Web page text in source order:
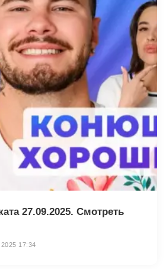
27.09.2025. Смотреть
17:34